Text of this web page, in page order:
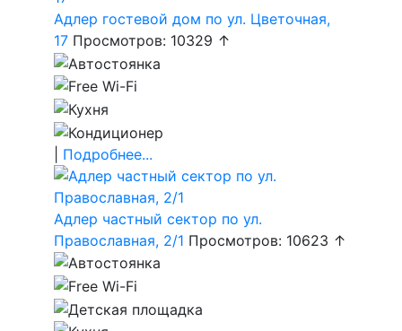
Адлер гостевой дом по ул. Цветочная,
17 Просмотров: 10329 ↑
Подробнее...
Адлер частный сектор по ул.
Православная, 2/1 Просмотров: 10623 ↑